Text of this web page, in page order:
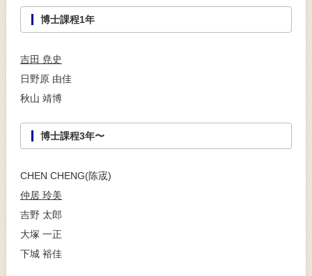
博士課程1年
吉田 尭史
日野原 由佳
秋山 靖博
博士課程3年〜
CHEN CHENG(陈宬)
仲居 玲美
吉野 太郎
大塚 一正
下城 裕佳